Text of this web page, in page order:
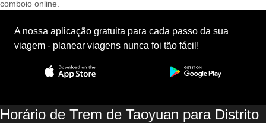
comboio online.
A nossa aplicação gratuita para cada passo da sua
viagem - planear viagens nunca foi tão fácil!
Horário de Trem de Taoyuan para Distrito